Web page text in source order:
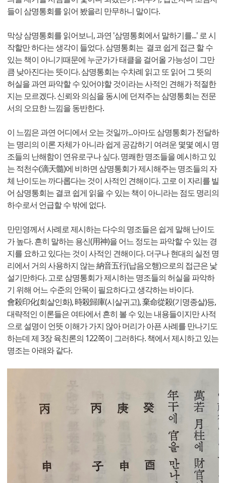
들이 삼명통회를 읽어 봤을리 만무하니 말이다.
막상 삼명통회를 읽어보니, 과연 '삼명통회에서 말하기를...' 로 시
작할만 하다는 생각이 들었다. 삼명통회는 결코 쉽게 접근 할 수
있는 책이 아니기때문에 누군가가 태클을 걸어올 가능성이 그만
큼 낮아진다는 뜻이다. 삼명통회는 수차례 읽고 또 읽어 그 뜻의
허실을 과연 파악할 수 있어야할 것이라는 사적인 견해가 적절한
지는 모르겠다. 신뢰와 의심을 동시에 던져주는 삼명통회는 전문
서의 오묘한 느낌을 동반한다.
이 느낌은 과연 어디에서 오는 것일까...아마도 삼명통회가 전달하
는 명리의 이론 자체가 아니라 쉽게 공감하기 여려운 몇몇 예시 명
조들의 난해함이 연유로구나 싶다. 명쾌한 명조들을 예시하고 있
는 적천수(滴天髓)에 비하면 삼명통회가 제시해주는 명조들의 자
체 난이도는 까다롭다는 것이 사적인 견해이다. 고로 이 자리를 빌
어 삼명통회는 결코 쉽게 읽을 수 있는 책이 아니라는 점도 명리의
하수로서 언급할 수 밖에 없다.
만민영께서 사례로 제시하는 다수의 명조들은 쉽게 말해 난이도
가 높다. 흔히 말하는 용신(用神)을 어느 정도는 파악할 수 있는 경
지를 요하고 있다는 것이 사적인 견해이다. 더구나 현대의 실전 명
리에서 거의 사용하지 않는 納音五行(납음오행)으로의 접근은 낯
설기만하다. 고로 삼명통회가 제시하는 명조들의 허실을 파악하
기 위해 어느 수준의 안목이 필요하다고 생각하는 바이다.
會殺印化(회살인화), 時殺歸庫(시살귀고), 棄命從殺(기명종살)등,
대략적인 이론들은 여타에서 흔히 볼 수 있는 내용들이지만 사적
으로 설명이 언뜻 이해가 가지 않아 머리가 아픈 사례를 만나기도
하는데 제 3장 육친론의 122쪽이 그러하다. 책에서 제시하고 있는
명조는 아래와 같다.